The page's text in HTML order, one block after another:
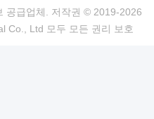
공급업체. 저작권 © 2019-2026
Co., Ltd 모두 모든 권리 보호